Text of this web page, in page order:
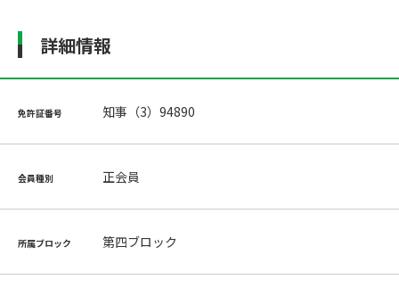
詳細情報
免許証番号 知事（3）94890
会員種別 正会員
所属ブロック 第四ブロック